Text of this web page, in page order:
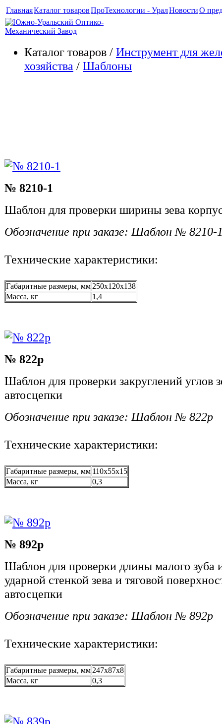
ГлавнаяКаталог товаровПроТехнологии - УралНовостиО
Каталог товаров / Инструмент для
хозяйства / Шаблоны
№ 8210-1
Шаблон для проверки ширины зева
Обозначение при заказе: Шаблон № 8210-
Технические характеристики:
Габаритные размеры, мм 250x120x138
Масса, кг
1,4
№ 822р
Шаблон для проверки закруглений углов
автосцепки
Обозначение при заказе: Шаблон № 822р
Технические характеристики:
Габаритные размеры, мм 110х55х15
Масса, кг
0,3
№ 892р
Шаблон для проверки длины малого зуба
ударной стенкой зева и тяговой
автосцепки
Обозначение при заказе: Шаблон № 892р
Технические характеристики:
Габаритные размеры, мм 247x87x8
Масса, кг
0,3